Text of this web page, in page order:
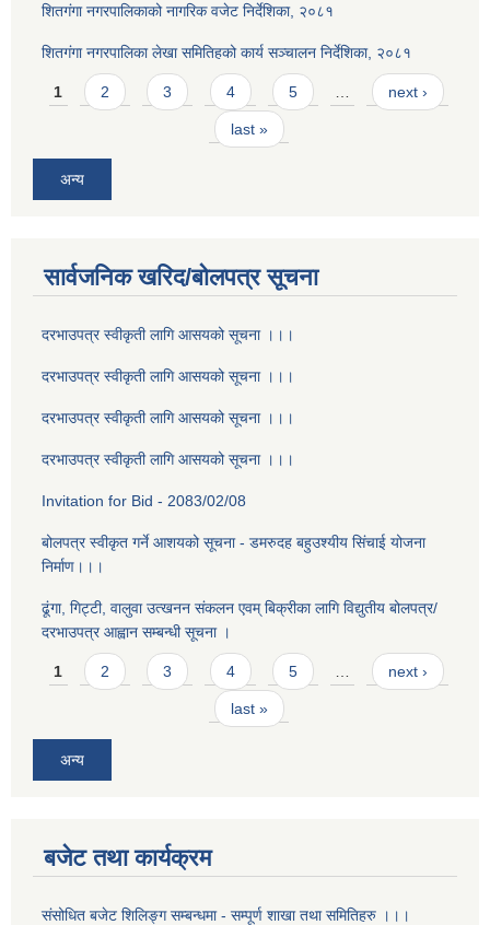
शितगंगा नगरपालिकाको नागरिक वजेट निर्देशिका, २०८१
शितगंगा नगरपालिका लेखा समितिहको कार्य सञ्चालन निर्देशिका, २०८१
Pages
1 2 3 4 5 next ›
last »
अन्य
सार्वजनिक खरिद/बोलपत्र सूचना
दरभाउपत्र स्वीकृती लागि आसयको सूचना ।।।
दरभाउपत्र स्वीकृती लागि आसयको सूचना ।।।
दरभाउपत्र स्वीकृती लागि आसयको सूचना ।।।
दरभाउपत्र स्वीकृती लागि आसयको सूचना ।।।
Invitation for Bid - 2083/02/08
बोलपत्र स्वीकृत गर्ने आशयको सूचना - डमरुदह बहुउश्यीय सिंचाई योजना
निर्माण।।।
ढूंगा, गिट्टी, वालुवा उत्खनन संकलन एवम् बिक्रीका लागि विद्युतीय बोलपत्र/
दरभाउपत्र आह्वान सम्बन्धी सूचना ।
Pages
1 2 3 4 5 … next ›
last »
अन्य
बजेट तथा कार्यक्रम
संसोधित बजेट शिलिङ्ग सम्बन्धमा - सम्पूर्ण शाखा तथा समितिहरु ।।।